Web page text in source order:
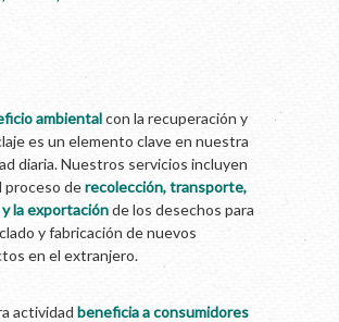
ambientalcon la recuperación y
es un elemento clave en nuestra
diaria. Nuestros servicios incluyen
proceso derecolección, transporte,
la exportaciónde los desechos para
y fabricación de nuevos
en el extranjero.
actividad beneficia a consumidores